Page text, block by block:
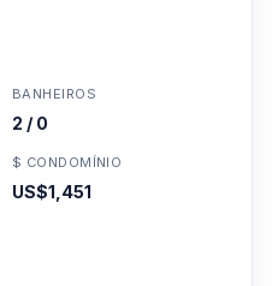
BANHEIROS
2 / 0
$ CONDOMÍNIO
US$1,451